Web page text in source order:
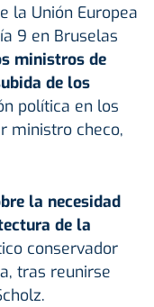
la Unión Europea
9 en Bruselas
ministros de
de los
política en los
ministro checo,
la necesidad
de la
conservador
tras reunirse